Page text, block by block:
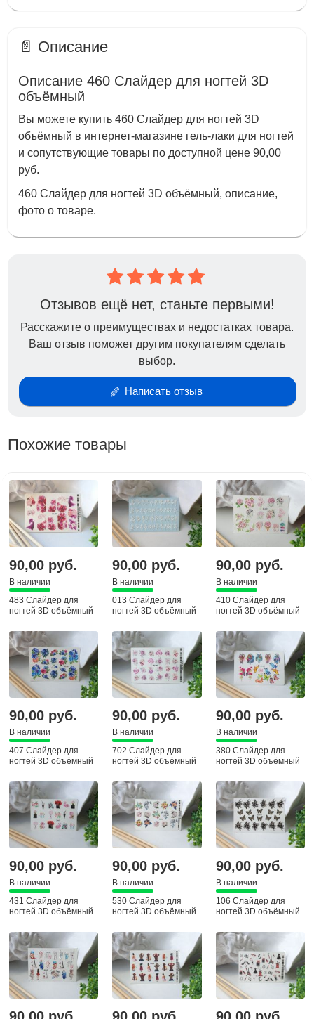
📄 Описание
Описание 460 Слайдер для ногтей 3D
объёмный
Вы можете купить 460 Слайдер для ногтей 3D
объёмный в интернет-магазине гель-лаки для ногтей
и сопутствующие товары по доступной цене 90,00
руб.
460 Слайдер для ногтей 3D объёмный, описание,
фото о товаре.
Отзывов ещё нет, станьте первыми!
Расскажите о преимуществах и недостатках товара.
Ваш отзыв поможет другим покупателям сделать
выбор.
Написать отзыв
Похожие товары
90,00 руб.
В наличии
483 Слайдер для
ногтей 3D объёмный
90,00 руб.
В наличии
013 Слайдер для
ногтей 3D объёмный
90,00 руб.
В наличии
410 Слайдер для
ногтей 3D объёмный
90,00 руб.
В наличии
407 Слайдер для
ногтей 3D объёмный
90,00 руб.
В наличии
702 Слайдер для
ногтей 3D объёмный
90,00 руб.
В наличии
380 Слайдер для
ногтей 3D объёмный
90,00 руб.
В наличии
431 Слайдер для
ногтей 3D объёмный
90,00 руб.
В наличии
530 Слайдер для
ногтей 3D объёмный
90,00 руб.
В наличии
106 Слайдер для
ногтей 3D объёмный